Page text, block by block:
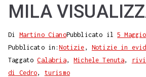
MILA
Di Martino CianoPubblicato il5
Pubblicato in:Notizie , Notizie in
TaggatoCalabria,Michele Tenuta,
di Cedro, turismo